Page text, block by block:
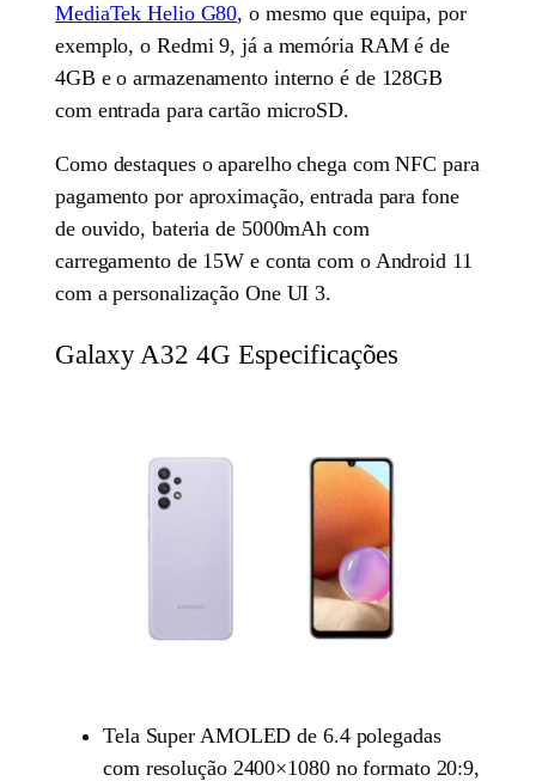
MediaTek Helio G80, o mesmo que equipa, por
exemplo, o Redmi 9, já a memória RAM é de
4GB e o armazenamento interno é de 128GB
com entrada para cartão microSD.
Como destaques o aparelho chega com NFC para
pagamento por aproximação, entrada para fone
de ouvido, bateria de 5000mAh com
carregamento de 15W e conta com o Android 11
com a personalização One UI 3.
Galaxy A32 4G Especificações
Tela Super AMOLED de 6.4 polegadas
com resolução 2400×1080 no formato 20:9,